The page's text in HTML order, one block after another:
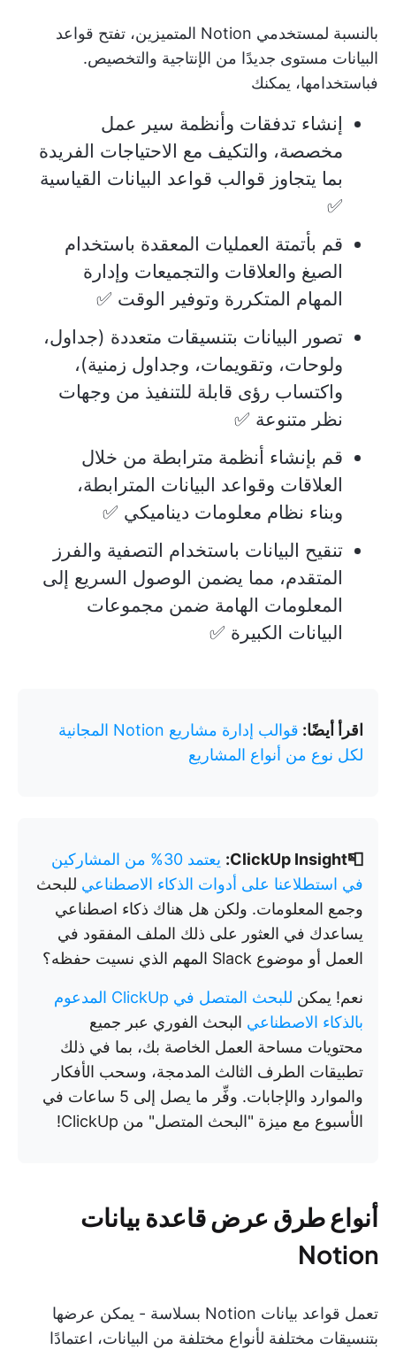
بالنسبة لمستخدمي Notion المتميزين، تفتح قواعد
البيانات مستوى جديدًا من الإنتاجية والتخصيص.
فباستخدامها، يمكنك
إنشاء تدفقات وأنظمة سير عمل
مخصصة، والتكيف مع الاحتياجات الفريدة
بما يتجاوز قوالب قواعد البيانات القياسية
✅
قم بأتمتة العمليات المعقدة باستخدام
الصيغ والعلاقات والتجميعات وإدارة
المهام المتكررة وتوفير الوقت ✅
تصور البيانات بتنسيقات متعددة (جداول،
ولوحات، وتقويمات، وجداول زمنية)،
واكتساب رؤى قابلة للتنفيذ من وجهات
نظر متنوعة ✅
قم بإنشاء أنظمة مترابطة من خلال
العلاقات وقواعد البيانات المترابطة،
وبناء نظام معلومات ديناميكي ✅
تنقيح البيانات باستخدام التصفية والفرز
المتقدم، مما يضمن الوصول السريع إلى
المعلومات الهامة ضمن مجموعات
البيانات الكبيرة ✅
اقرأ أيضًا:
قوالب إدارة مشاريع Notion المجانية
لكل نوع من أنواع المشاريع
📮ClickUp Insight:
يعتمد 30% من المشاركين
في استطلاعنا على أدوات الذكاء الاصطناعي للبحث
وجمع المعلومات. ولكن هل هناك ذكاء اصطناعي
يساعدك في العثور على ذلك الملف المفقود في
العمل أو موضوع Slack المهم الذي نسيت حفظه؟
نعم! يمكن
للبحث المتصل في ClickUp المدعوم
بالذكاء الاصطناعي البحث الفوري عبر جميع
محتويات مساحة العمل الخاصة بك، بما في ذلك
تطبيقات الطرف الثالث المدمجة، وسحب الأفكار
والموارد والإجابات. وفِّر ما يصل إلى 5 ساعات في
الأسبوع مع ميزة "البحث المتصل" من ClickUp!
أنواع طرق عرض قاعدة بيانات
Notion
تعمل قواعد بيانات Notion بسلاسة - يمكن عرضها
بتنسيقات مختلفة لأنواع مختلفة من البيانات، اعتمادًا